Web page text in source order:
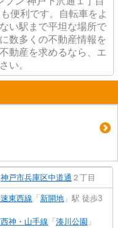
便利です。自転車をよ
い駅まで平坦な場所で
数多くの不動産情報を
動産を求めるなら、エ
い。
神戸市兵庫区中道通 ２丁目
東西線 「新開地 」駅 徒歩3
神・山手線 「湊川公園 」